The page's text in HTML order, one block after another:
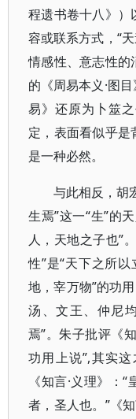
程遗书卷十八》）
容或联系方式，“
情感性、意志性的
的《周易本义·图
易》还原为卜筮
定，表面看似乎
是一种必然。
与此相反，胡
生焉”这一“生”的
人，天地之子也”
性”是“天下之所以
地，宰万物”的功
汤、文王、仲尼
焉”。朱子批评《
功用上说”,其实这
《知言·义理》：
者，圣人也。”《